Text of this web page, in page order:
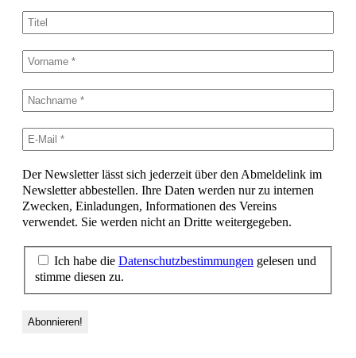
Der Newsletter lässt sich jederzeit über den Abmeldelink im
Newsletter abbestellen. Ihre Daten werden nur zu internen
Zwecken, Einladungen, Informationen des Vereins
verwendet. Sie werden nicht an Dritte weitergegeben.
Ich habe die Datenschutzbestimmungen gelesen und
stimme diesen zu.